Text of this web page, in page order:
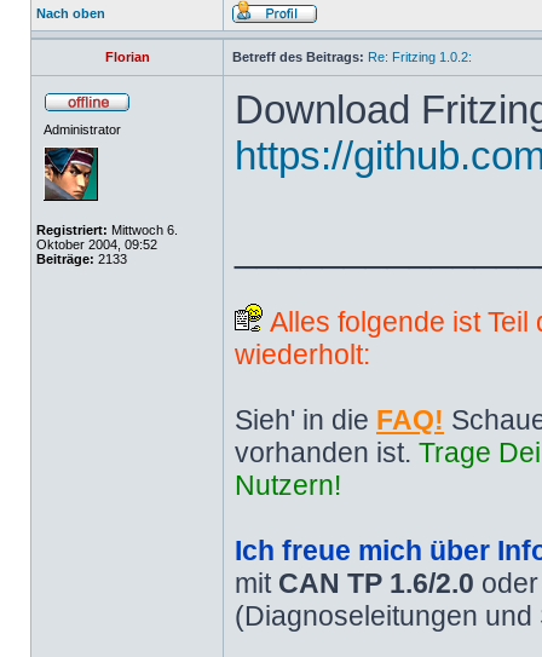
Nach oben
Florian Betreff des Beitrags: Re: Fritzing 1.0.2:
Administrator
Registriert: Mittwoch 6.
Oktober 2004, 09:52
Beiträge: 2133
Download
https://
Alles folgende ist
wiederholt:
Sieh' in die FAQ!
vorhanden ist. Trage
Nutzern!
Ich freue mich über
mit CAN TP 1.6/2.0
(Diagnoseleitungen